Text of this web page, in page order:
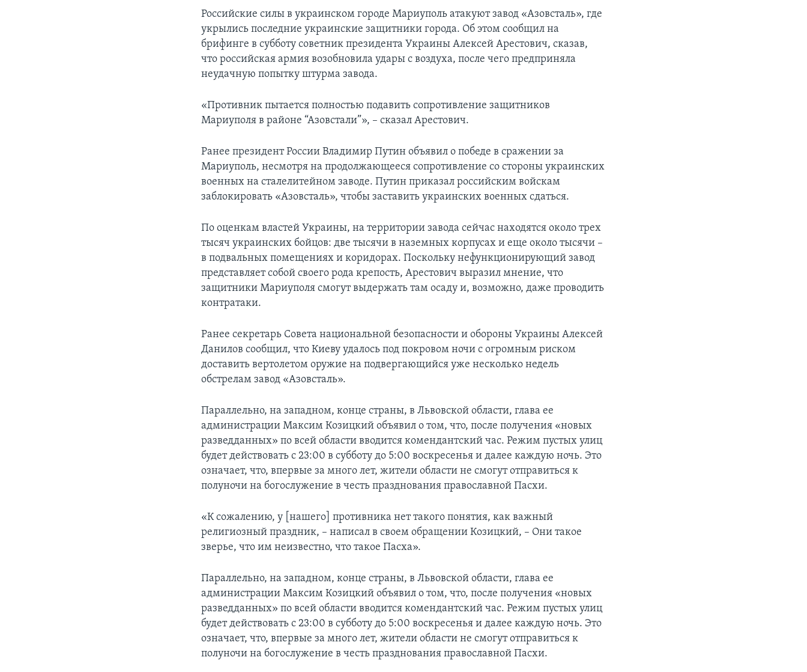
Российские силы в украинском городе Мариуполь атакуют завод «Азовсталь», где
укрылись последние украинские защитники города. Об этом сообщил на
брифинге в субботу советник президента Украины Алексей Арестович, сказав,
что российская армия возобновила удары с воздуха, после чего предприняла
неудачную попытку штурма завода.
«Противник пытается полностью подавить сопротивление защитников
Мариуполя в районе “Азовстали”», – сказал Арестович.
Ранее президент России Владимир Путин объявил о победе в сражении за
Мариуполь, несмотря на продолжающееся сопротивление со стороны украинских
военных на сталелитейном заводе. Путин приказал российским войскам
заблокировать «Азовсталь», чтобы заставить украинских военных сдаться.
По оценкам властей Украины, на территории завода сейчас находятся около трех
тысяч украинских бойцов: две тысячи в наземных корпусах и еще около тысячи –
в подвальных помещениях и коридорах. Поскольку нефункционирующий завод
представляет собой своего рода крепость, Арестович выразил мнение, что
защитники Мариуполя смогут выдержать там осаду и, возможно, даже проводить
контратаки.
Ранее секретарь Совета национальной безопасности и обороны Украины Алексей
Данилов сообщил, что Киеву удалось под покровом ночи с огромным риском
доставить вертолетом оружие на подвергающийся уже несколько недель
обстрелам завод «Азовсталь».
Параллельно, на западном, конце страны, в Львовской области, глава ее
администрации Максим Козицкий объявил о том, что, после получения «новых
разведданных» по всей области вводится комендантский час. Режим пустых улиц
будет действовать с 23:00 в субботу до 5:00 воскресенья и далее каждую ночь. Это
означает, что, впервые за много лет, жители области не смогут отправиться к
полуночи на богослужение в честь празднования православной Пасхи.
«К сожалению, у [нашего] противника нет такого понятия, как важный
религиозный праздник, – написал в своем обращении Козицкий, – Они такое
зверье, что им неизвестно, что такое Пасха».
Параллельно, на западном, конце страны, в Львовской области, глава ее
администрации Максим Козицкий объявил о том, что, после получения «новых
разведданных» по всей области вводится комендантский час. Режим пустых улиц
будет действовать с 23:00 в субботу до 5:00 воскресенья и далее каждую ночь. Это
означает, что, впервые за много лет, жители области не смогут отправиться к
полуночи на богослужение в честь празднования православной Пасхи.